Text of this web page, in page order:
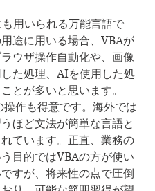
用いられる万能言語で
途に用いる場合、VBAが
ウザ操作自動化や、画像
た処理、AIを使用した処
とが多いと思います。
作も得意です。海外では
ほど文法が簡単な言語と
ています。正直、業務の
目的ではVBAの方が使い
すが、将来性の点で圧倒